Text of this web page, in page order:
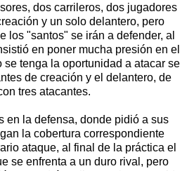
dos carrileros, dos jugadores
y un solo delantero, pero
los "santos" se irán a defender, al
en poner mucha presión en el
se tenga la oportunidad a atacar se
de creación y el delantero, de
tres atacantes.
en la defensa, donde pidió a sus
la cobertura correspondiente
ataque, al final de la práctica el
se enfrenta a un duro rival, pero